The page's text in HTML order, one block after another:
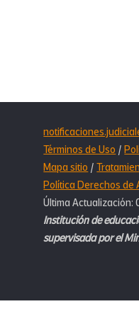
Términos de Uso /
Mapa sitio /
Política Derechos de
Última
Institución de
supervisada por el